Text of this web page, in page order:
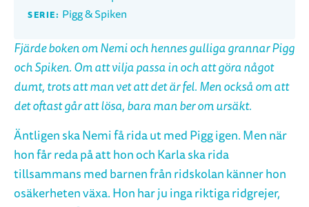
SERIE: Pigg & Spiken
Fjärde boken om Nemi och hennes gulliga grannar Pigg
och Spiken. Om att vilja passa in och att göra något
dumt, trots att man vet att det är fel. Men också om att
det oftast går att lösa, bara man ber om ursäkt.
Äntligen ska Nemi få rida ut med Pigg igen. Men när
hon får reda på att hon och Karla ska rida
tillsammans med barnen från ridskolan känner hon
osäkerheten växa. Hon har ju inga riktiga ridgrejer,